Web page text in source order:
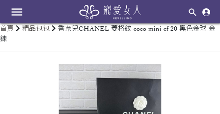
menu
首頁 精品包包
香奈兒CHANEL 菱格紋 coco mini cf 20 黑色金球 金
鍊